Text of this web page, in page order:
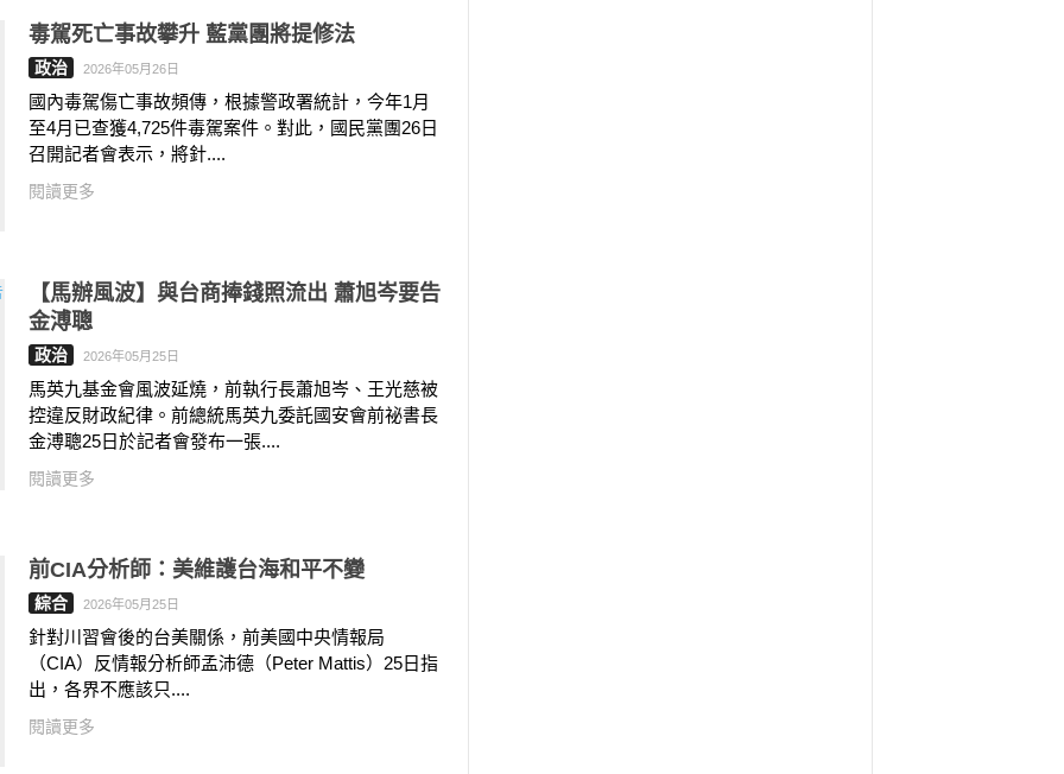
毒駕死亡事故攀升 藍黨團將提修法
政治 2026年05月26日
國內毒駕傷亡事故頻傳，根據警政署統計，今年1月
至4月已查獲4,725件毒駕案件。對此，國民黨團26日
召開記者會表示，將針....
閱讀更多
【馬辦風波】與台商捧錢照流出 蕭旭岑要告
金溥聰
政治 2026年05月25日
馬英九基金會風波延燒，前執行長蕭旭岑、王光慈被
控違反財政紀律。前總統馬英九委託國安會前祕書長
金溥聰25日於記者會發布一張....
閱讀更多
前CIA分析師：美維護台海和平不變
綜合 2026年05月25日
針對川習會後的台美關係，前美國中央情報局
（CIA）反情報分析師孟沛德（Peter Mattis）25日指
出，各界不應該只....
閱讀更多